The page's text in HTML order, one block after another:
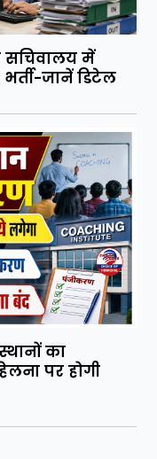
सचिवालय में
जानें डिटेल
का
पर होगी